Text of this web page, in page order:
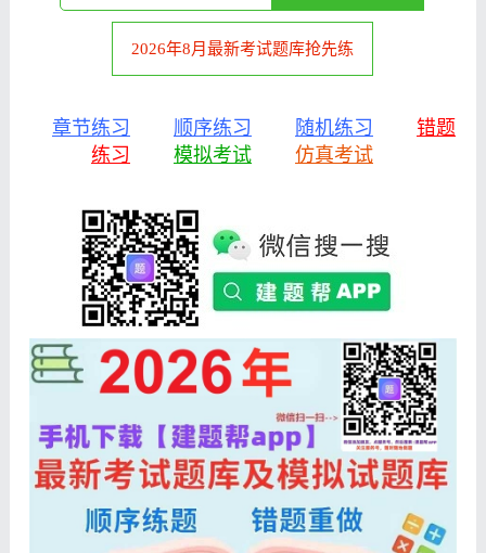
2026年8月最新考试题库抢先练
章节练习 顺序练习 随机练习
错题
练习
模拟考试 仿真考试